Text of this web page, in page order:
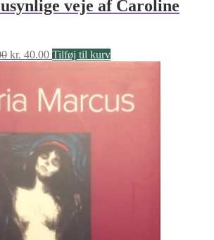
veje af Caroline
Den
var:
kr. 80.00.
kr. 40.00Den
er:
kr. 40.00.
Tilføj til kurv